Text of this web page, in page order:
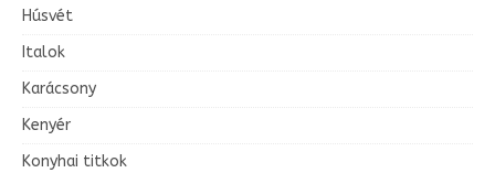
Húsvét
Italok
Karácsony
Kenyér
Konyhai titkok